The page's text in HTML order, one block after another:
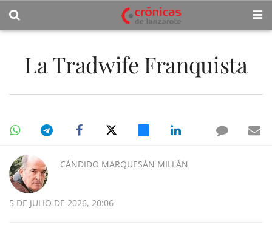
La Tradwife Franquista
CÁNDIDO MARQUESÁN MILLÁN
5 DE JULIO DE 2026, 20:06